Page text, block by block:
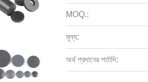
MOQ.:
মূল্য:
অর্থ প্রদানের শর্তাদি: